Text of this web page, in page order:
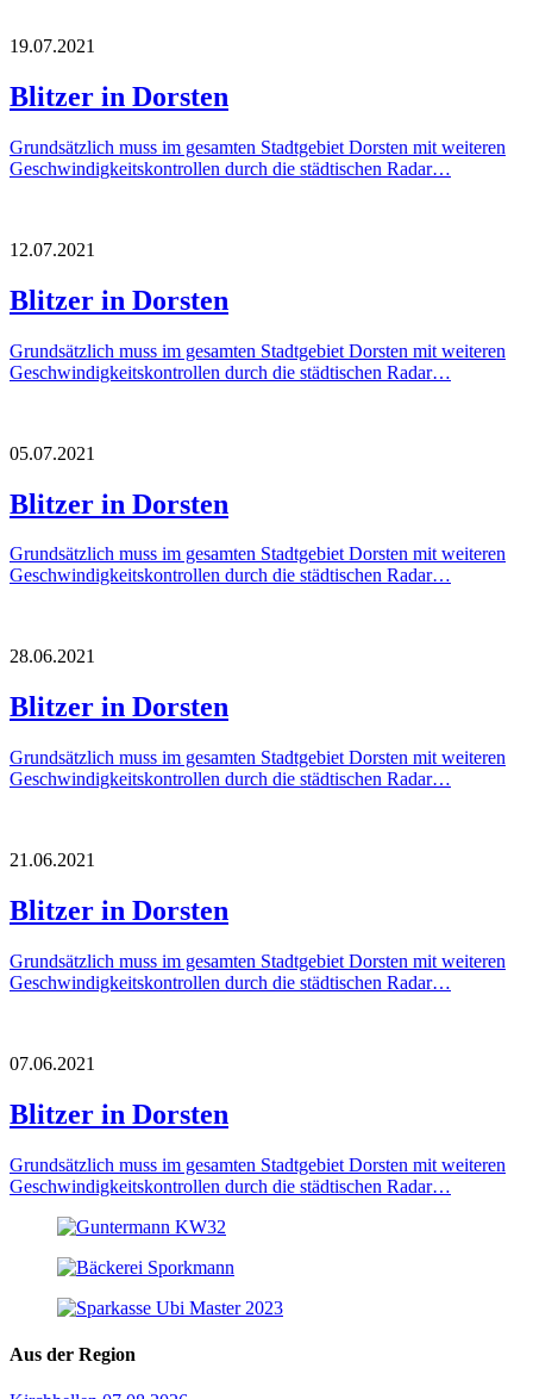
19.07.2021
Blitzer in Dorsten
Grundsätzlich muss im gesamten Stadtgebiet Dorsten mit weiteren
Geschwindigkeitskontrollen durch die städtischen Radar…
12.07.2021
Blitzer in Dorsten
Grundsätzlich muss im gesamten Stadtgebiet Dorsten mit weiteren
Geschwindigkeitskontrollen durch die städtischen Radar…
05.07.2021
Blitzer in Dorsten
Grundsätzlich muss im gesamten Stadtgebiet Dorsten mit weiteren
Geschwindigkeitskontrollen durch die städtischen Radar…
28.06.2021
Blitzer in Dorsten
Grundsätzlich muss im gesamten Stadtgebiet Dorsten mit weiteren
Geschwindigkeitskontrollen durch die städtischen Radar…
21.06.2021
Blitzer in Dorsten
Grundsätzlich muss im gesamten Stadtgebiet Dorsten mit weiteren
Geschwindigkeitskontrollen durch die städtischen Radar…
07.06.2021
Blitzer in Dorsten
Grundsätzlich muss im gesamten Stadtgebiet Dorsten mit weiteren
Geschwindigkeitskontrollen durch die städtischen Radar…
Aus der Region